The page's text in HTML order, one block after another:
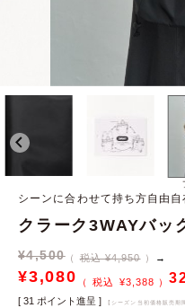
シーンに合わせて持ち方自由
クラーク3WAYバッ
¥4,500 税込 ¥4,950 →
¥3,080 ¥3,388
[ 31 ポイント進呈 ] 【シーズン当初価格販売